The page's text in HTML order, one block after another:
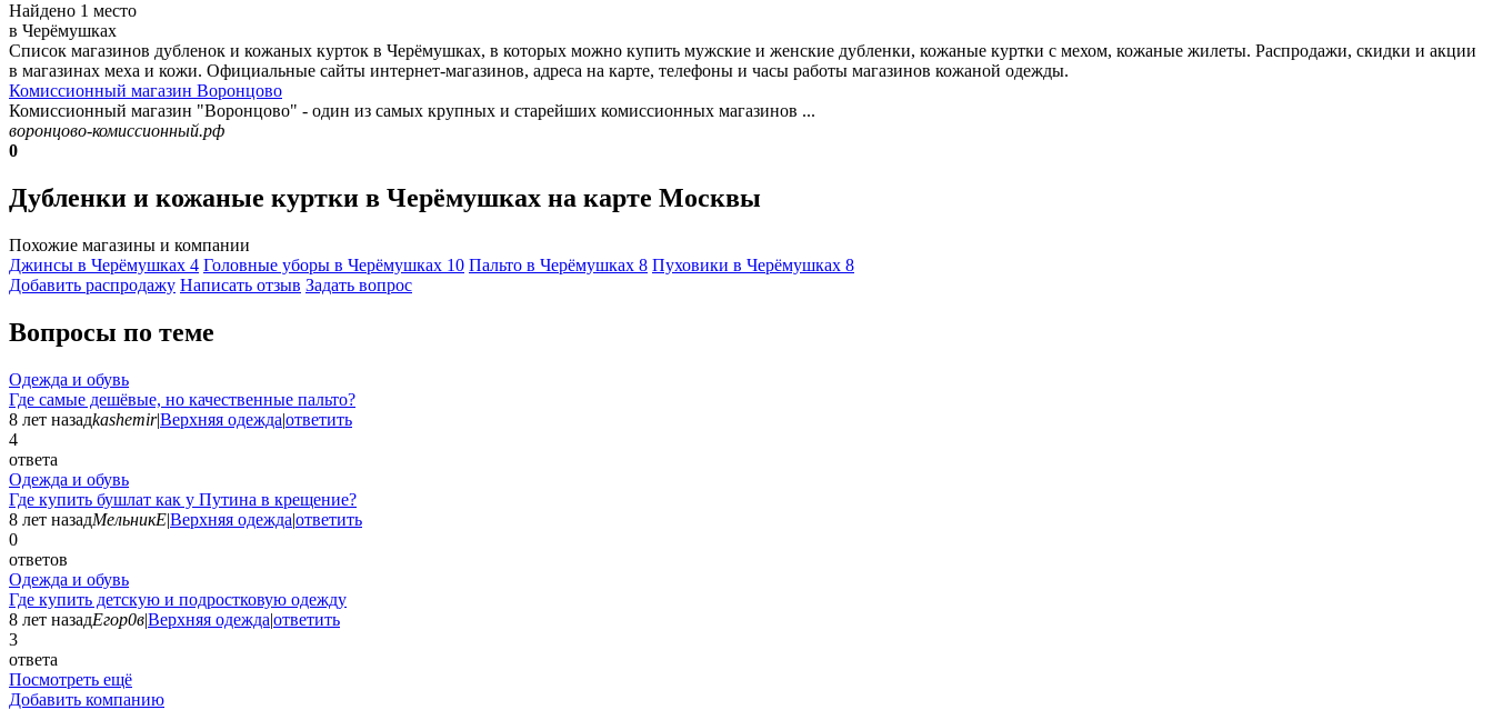
Найдено 1 место
в Черёмушках
Список магазинов дубленок и кожаных курток в Черёмушках, в которых можно купить мужские и женские дубленки, кожаные куртки с мехом, кожаные жилеты. Распродажи, скидки и акции
в магазинах меха и кожи. Официальные сайты интернет-магазинов, адреса на карте, телефоны и часы работы магазинов кожаной одежды.
Комиссионный магазин Воронцово
Комиссионный магазин "Воронцово" - один из самых крупных и старейших комиссионных магазинов ...
воронцово-комиссионный.рф
0
Дубленки и кожаные куртки в Черёмушках на карте Москвы
Похожие магазины и компании
Джинсы в Черёмушках 4 Головные уборы в Черёмушках 10 Пальто в Черёмушках 8 Пуховики в Черёмушках 8
Добавить раcпродажу Написать отзыв Задать вопрос
Вопросы по теме
Одежда и обувь
Где самые дешёвые, но качественные пальто?
8 лет назадkashemir|Верхняя одежда|ответить
4
ответа
Одежда и обувь
Где купить бушлат как у Путина в крещение?
8 лет назадМельникЕ|Верхняя одежда|ответить
0
ответов
Одежда и обувь
Где купить детскую и подростковую одежду
8 лет назадЕгор0в|Верхняя одежда|ответить
3
ответа
Посмотреть ещё
Добавить компанию